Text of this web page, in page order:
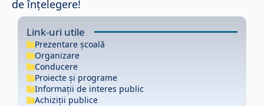
de înțelegere!
Link-uri utile
Prezentare școală
Organizare
Conducere
Proiecte și programe
Informații de interes public
Achiziții publice